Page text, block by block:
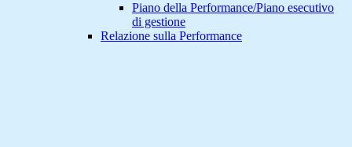
Piano della Performance/Piano esecutivo
di gestione
Relazione sulla Performance